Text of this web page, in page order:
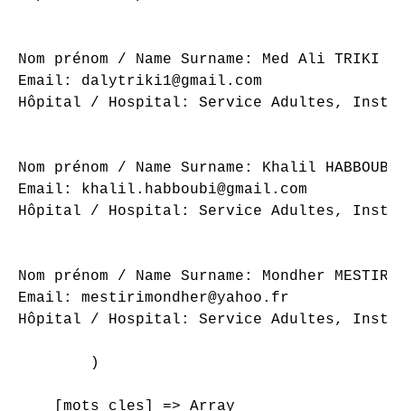
Nom prénom / Name Surname: Med Ali TRIKI
Email: dalytriki1@gmail.com
Hôpital / Hospital: Service Adultes,
Nom prénom / Name Surname: Khalil HABBOUBI
Email: khalil.habboubi@gmail.com
Hôpital / Hospital: Service Adultes,
Nom prénom / Name Surname: Mondher MESTIRI
Email: mestirimondher@yahoo.fr
Hôpital / Hospital: Service Adultes,
        )
    [mots_cles] => Array